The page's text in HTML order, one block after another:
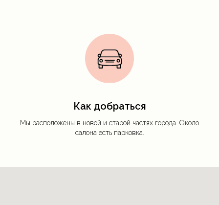
Как добраться
Мы расположены в новой и старой частях города. Около
салона есть парковка.